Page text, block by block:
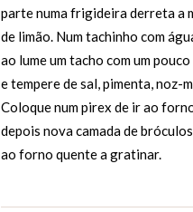
parte numa frigideira derreta a
de limão. Num tachinho com
ao lume um tacho com um
e tempere de sal, pimenta, noz-
Coloque num pirex de ir ao
depois nova camada de
ao forno quente a gratinar.